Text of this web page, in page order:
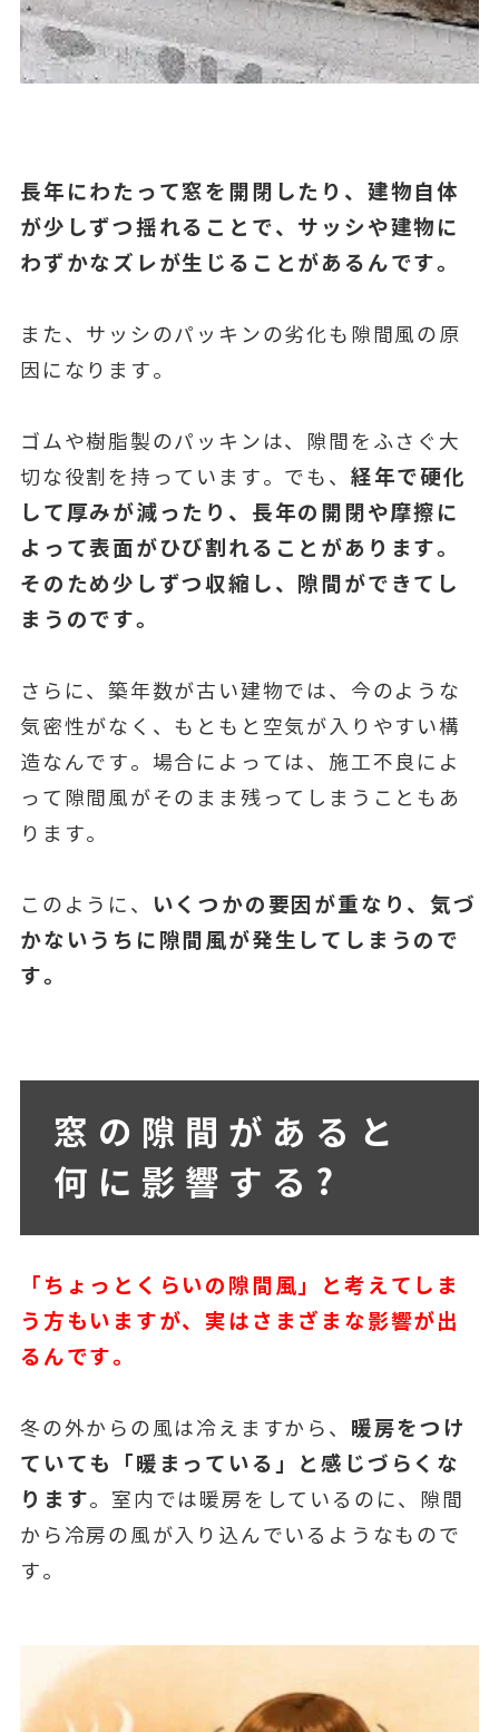
長年にわたって窓を開閉したり、建物自体
が少しずつ揺れることで、サッシや建物に
わずかなズレが生じることがあるんです。
また、サッシのパッキンの劣化も隙間風の原
因になります。
ゴムや樹脂製のパッキンは、隙間をふさぐ大
切な役割を持っています。でも、 経年で硬化
して厚みが減ったり、長年の開閉や摩擦に
よって表面がひび割れることがあります。
そのため少しずつ収縮し、隙間ができてし
まうのです。
さらに、築年数が古い建物では、今のような
気密性がなく、もともと空気が入りやすい構
造なんです。場合によっては、施工不良によ
って隙間風がそのまま残ってしまうこともあ
ります。
このように、
いくつかの要因が重なり、気づ
かないうちに隙間風が発生してしまうので
す。
窓の隙間があると
何に影響する?
「ちょっとくらいの隙間風」と考えてしま
う方もいますが、実はさまざまな影響が出
るんです。
冬の外からの風は冷えますから、 暖房をつけ
ていても「暖まっている」と感じづらくな
ります。室内では暖房をしているのに、隙間
から冷房の風が入り込んでいるようなもので
す。